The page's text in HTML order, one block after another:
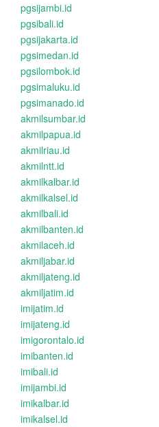
pgsijambi.id
pgsibali.id
pgsijakarta.id
pgsimedan.id
pgsilombok.id
pgsimaluku.id
pgsimanado.id
akmilsumbar.id
akmilpapua.id
akmilriau.id
akmilntt.id
akmilkalbar.id
akmilkalsel.id
akmilbali.id
akmilbanten.id
akmilaceh.id
akmiljabar.id
akmiljateng.id
akmiljatim.id
imijatim.id
imijateng.id
imigorontalo.id
imibanten.id
imibali.id
imijambi.id
imikalbar.id
imikalsel.id